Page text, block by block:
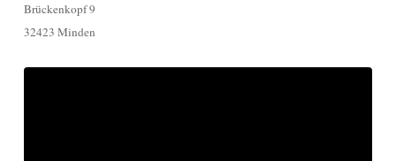
Brückenkopf 9
32423 Minden